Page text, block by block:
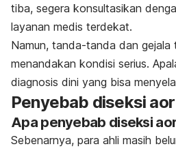
tiba, segera konsultasikan
layanan medis terdekat.
Namun, tanda-tanda dan gejala
menandakan kondisi serius.
diagnosis dini yang bisa
Penyebab diseksi
Apa penyebab diseksi
Sebenarnya, para ahli masih